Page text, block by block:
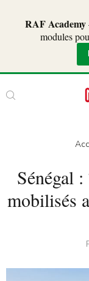
RAF Academy
modules
Sénégal
mobilisés